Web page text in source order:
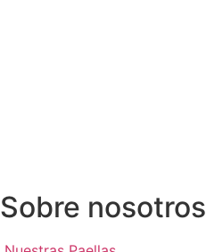
Sobre nosotros